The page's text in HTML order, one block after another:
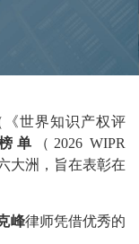
《世界知识产权评
单
（2026 WIPR
大洲，旨在表彰在
峰律师凭借优秀的